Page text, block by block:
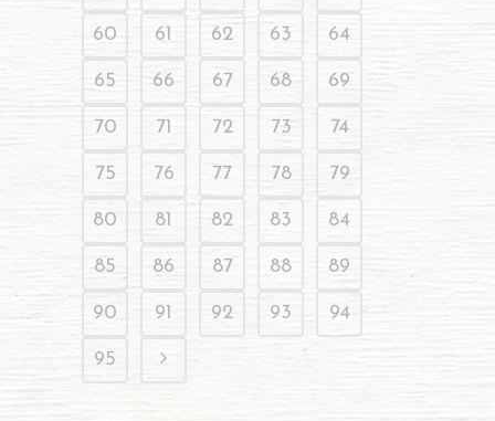
60 61 62 63 64
65 66 67 68 69
70 71 72 73 74
75 76 77 78 79
80 81 82 83 84
85 86 87 88 89
90 91 92 93 94
95